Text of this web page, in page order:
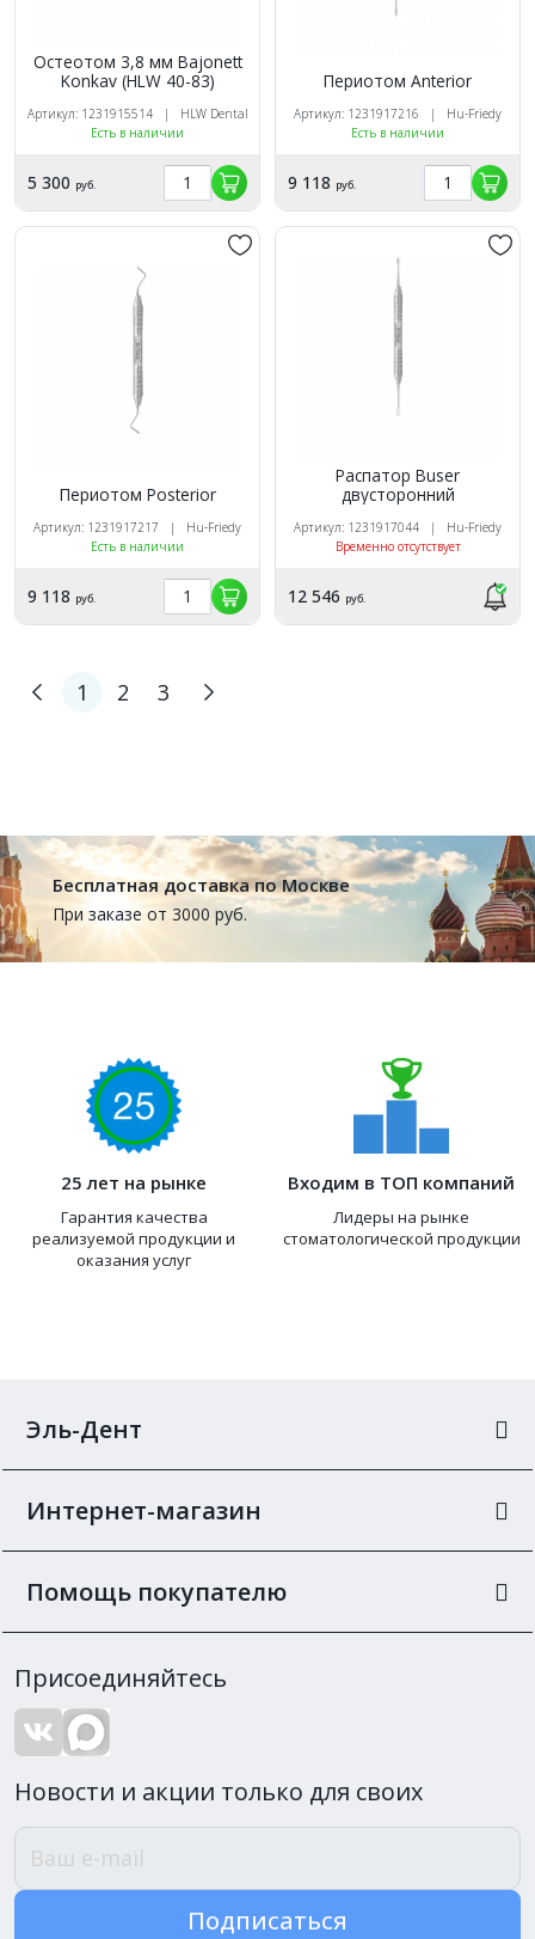
Остеотом 3,8 мм Bajonett
Konkav (HLW 40-83)
Артикул: 1231915514 | HLW Dental
Есть в наличии
5 300 руб.
Периотом Anterior
Артикул: 1231917216 | Hu-Friedy
Есть в наличии
9 118 руб.
Периотом Posterior
Артикул: 1231917217 | Hu-Friedy
Есть в наличии
9 118 руб.
Распатор Buser
двусторонний
Артикул: 1231917044 | Hu-Friedy
Временно отсутствует
12 546 руб.
1 2 3
Бесплатная доставка по Москве
При заказе от 3000 руб.
25 лет на рынке
Гарантия качества
реализуемой продукции и
оказания услуг
Входим в ТОП компаний
Лидеры на рынке
стоматологической продукции
Эль-Дент
Интернет-магазин
Помощь покупателю
Присоединяйтесь
Новости и акции только для своих
Подписаться